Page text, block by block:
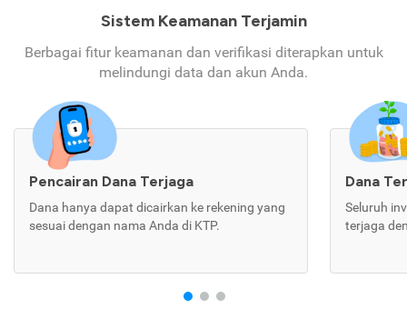
Sistem Keamanan Terjamin
Berbagai fitur keamanan dan verifikasi diterapkan untuk
melindungi data dan akun Anda.
Pencairan Dana Terjaga
Dana hanya dapat dicairkan ke rekening yang
sesuai dengan nama Anda di KTP.
Dana
Seluruh
terjaga